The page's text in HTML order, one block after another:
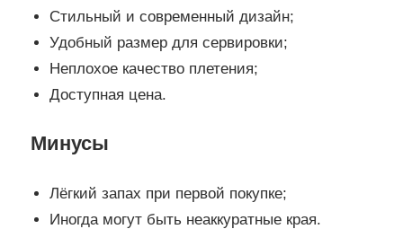
Стильный и современный дизайн;
Удобный размер для сервировки;
Неплохое качество плетения;
Доступная цена.
Минусы
Лёгкий запах при первой покупке;
Иногда могут быть неаккуратные края.